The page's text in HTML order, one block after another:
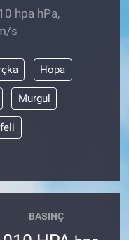
hpa hPa,
s
Hopa
Murgul
BASINÇ